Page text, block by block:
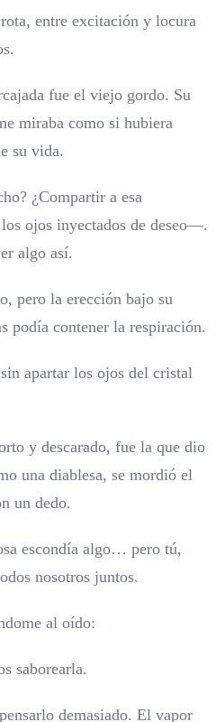
entre excitación y locura
fue el viejo gordo. Su
miraba como si hubiera
su vida.
¿Compartir a esa
ojos inyectados de deseo—.
algo así.
pero la erección bajo su
podía contener la respiración.
apartar los ojos del cristal
y descarado, fue la que dio
una diablesa, se mordió el
un dedo.
escondía algo… pero tú,
nosotros juntos.
al oído:
saborearla.
demasiado. El vapor